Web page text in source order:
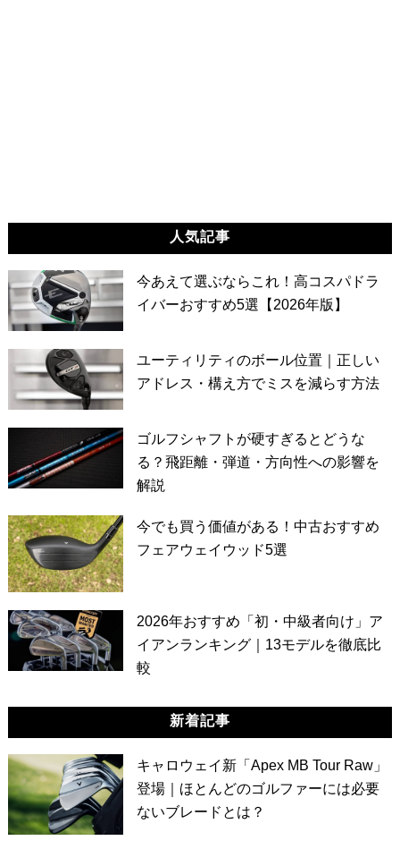
人気記事
今あえて選ぶならこれ！高コスパドラ
イバーおすすめ5選【2026年版】
ユーティリティのボール位置｜正しい
アドレス・構え方でミスを減らす方法
ゴルフシャフトが硬すぎるとどうな
る？飛距離・弾道・方向性への影響を
解説
今でも買う価値がある！中古おすすめ
フェアウェイウッド5選
2026年おすすめ「初・中級者向け」ア
イアンランキング｜13モデルを徹底比
較
新着記事
キャロウェイ新「Apex MB Tour Raw」
登場｜ほとんどのゴルファーには必要
ないブレードとは？